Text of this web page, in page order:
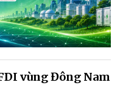
vùng Đông Nam